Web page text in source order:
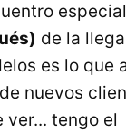
de la
es lo que
nuevos
tengo el